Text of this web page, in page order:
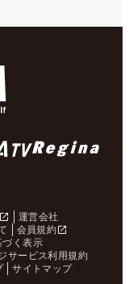
運営会社
会員規約
づく表示
サービス利用規約
サイトマップ